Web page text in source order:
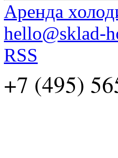
Аренда
hello@sklad-
RSS
+7 (495)